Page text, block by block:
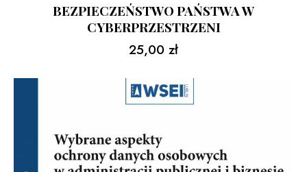
BEZPIECZEŃSTWO PAŃSTWA W
CYBERPRZESTRZENI
25,00 zł